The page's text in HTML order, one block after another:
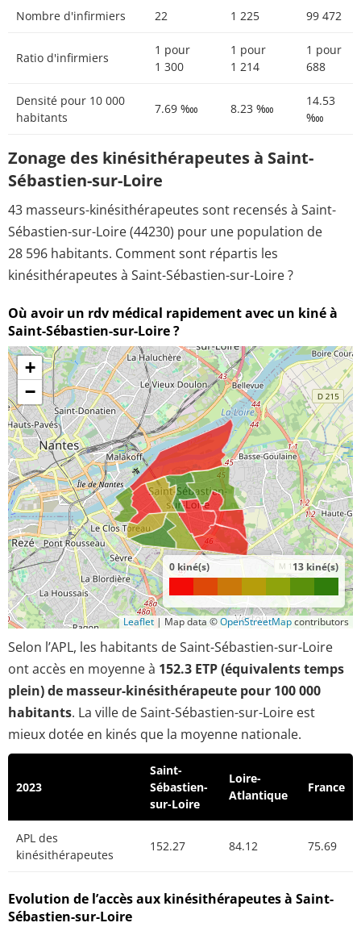
Nombre d'infirmiers 22 1 225 99 472
Ratio d'infirmiers
1 pour
1 300
1 pour
1 214
1 pour
688
Densité pour 10 000
habitants
7.69 ‱ 8.23 ‱
14.53
‱
Zonage des kinésithérapeutes à Saint-
Sébastien-sur-Loire
43 masseurs-kinésithérapeutes sont recensés à Saint-
Sébastien-sur-Loire (44230) pour une population de
28 596 habitants. Comment sont répartis les
kinésithérapeutes à Saint-Sébastien-sur-Loire ?
Où avoir un rdv médical rapidement avec un kiné à
Saint-Sébastien-sur-Loire ?
+
−
0 kiné(s) 13 kiné(s)
Leaflet | Map data ©OpenStreetMapcontributors
Selon l’APL, les habitants de Saint-Sébastien-sur-Loire
ont accès en moyenne à 152.3 ETP (équivalents temps
plein) de masseur-kinésithérapeute pour 100 000
habitants. La ville de Saint-Sébastien-sur-Loire est
mieux dotée en kinés que la moyenne nationale.
2023
Saint-
Sébastien-
sur-Loire
Loire-
Atlantique
France
APL des
kinésithérapeutes
152.27 84.12 75.69
Evolution de l’accès aux kinésithérapeutes à Saint-
Sébastien-sur-Loire